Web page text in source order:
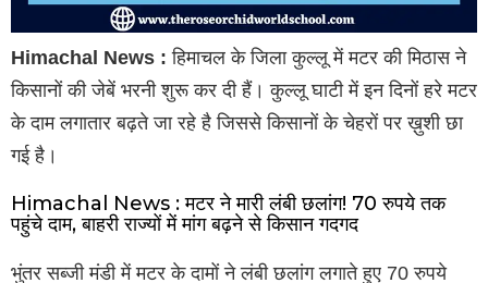
Himachal News : हिमाचल के जिला कुल्लू में मटर की मिठास ने
किसानों की जेबें भरनी शुरू कर दी हैं। कुल्लू घाटी में इन दिनों हरे मटर
के दाम लगातार बढ़ते जा रहे है जिससे किसानों के चेहरों पर ख़ुशी छा
गई है।
Himachal News : मटर ने मारी लंबी छलांग! 70 रुपये तक
पहुंचे दाम, बाहरी राज्यों में मांग बढ़ने से किसान गदगद
भुंतर सब्जी मंडी में मटर के दामों ने लंबी छलांग लगाते हुए 70 रुपये